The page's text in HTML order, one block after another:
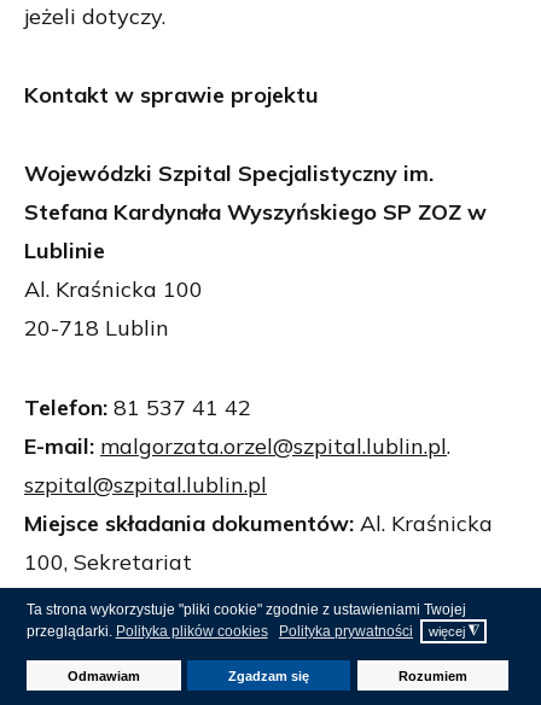
Ta strona wykorzystuje "pliki cookie" zgodnie z ustawieniami Twojej
przeglądarki. Polityka plików cookies Polityka prywatności więcej ◮
Odmawiam Zgadzam się Rozumiem
jeżeli dotyczy.
Kontakt w sprawie projektu
Wojewódzki Szpital Specjalistyczny im.
Stefana Kardynała Wyszyńskiego SP ZOZ w
Lublinie
Al. Kraśnicka 100
20-718 Lublin
Telefon: 81 537 41 42
E-mail: malgorzata.orzel@szpital.lublin.pl.
szpital@szpital.lublin.pl
Miejsce składania dokumentów: Al. Kraśnicka
100, Sekretariat
Pobierz wszystkie pliki